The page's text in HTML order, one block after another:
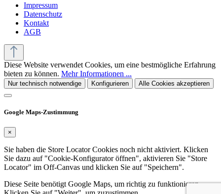
Impressum
Datenschutz
Kontakt
AGB
Diese Website verwendet Cookies, um eine bestmögliche Erfahrung
bieten zu können. Mehr Informationen ...
Nur technisch notwendige Konfigurieren Alle Cookies akzeptieren
Google Maps-Zustimmung
×
Sie haben die Store Locator Cookies noch nicht aktiviert. Klicken
Sie dazu auf "Cookie-Konfigurator öffnen", aktivieren Sie "Store
Locator" im Off-Canvas und klicken Sie auf "Speichern".
Diese Seite benötigt Google Maps, um richtig zu funktionieren.